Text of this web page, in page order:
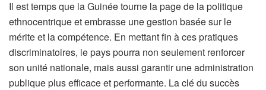
Il est temps que la Guinée tourne la page de la politique
ethnocentrique et embrasse une gestion basée sur le
mérite et la compétence. En mettant fin à ces pratiques
discriminatoires, le pays pourra non seulement renforcer
son unité nationale, mais aussi garantir une administration
publique plus efficace et performante. La clé du succès